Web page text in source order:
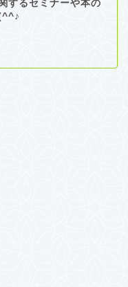
するセミナーや本の